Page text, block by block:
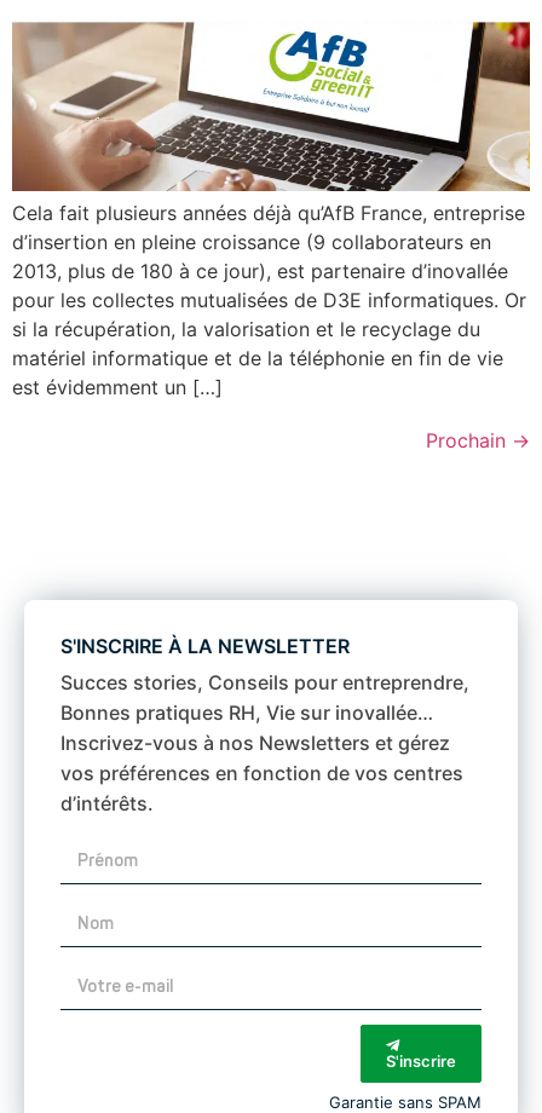
Cela fait plusieurs années déjà qu’AfB France, entreprise
d’insertion en pleine croissance (9 collaborateurs en
2013, plus de 180 à ce jour), est partenaire d’inovallée
pour les collectes mutualisées de D3E informatiques. Or
si la récupération, la valorisation et le recyclage du
matériel informatique et de la téléphonie en fin de vie
est évidemment un […]
Prochain →
S'INSCRIRE À LA NEWSLETTER
Succes stories, Conseils pour entreprendre,
Bonnes pratiques RH, Vie sur inovallée…
Inscrivez-vous à nos Newsletters et gérez
vos préférences en fonction de vos centres
d’intérêts.
S'inscrire
Garantie sans SPAM